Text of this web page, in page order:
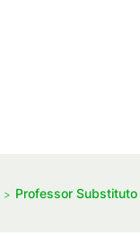
Professor Substituto